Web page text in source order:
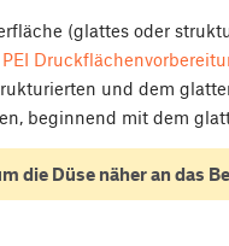
(glattes oder
PEI
und dem
beginnend mit dem
die Düse näher an das